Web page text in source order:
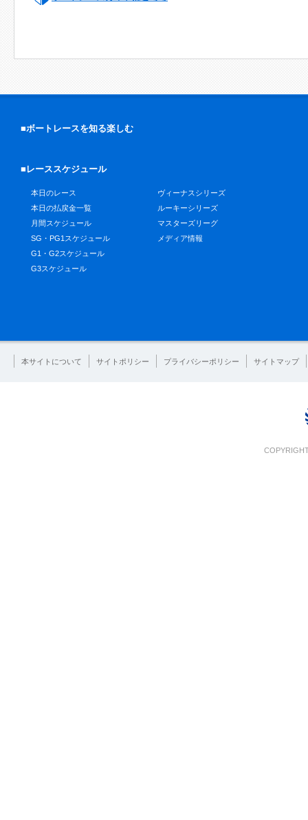
■ボートレースを知る楽しむ
■レーススケジュール
本日のレース
本日の払戻金一覧
月間スケジュール
SG・PG1スケジュール
G1・G2スケジュール
G3スケジュール
ヴィーナスシリーズ
ルーキーシリーズ
マスターズリーグ
メディア情報
本サイトについて サイトポリシー プライバシーポリシー サイトマップ